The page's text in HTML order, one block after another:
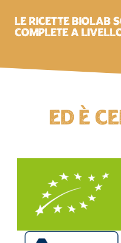
LE RICETTE BIOLAB
COMPLETE A
Ed è